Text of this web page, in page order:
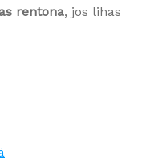
rentona, jos lihas